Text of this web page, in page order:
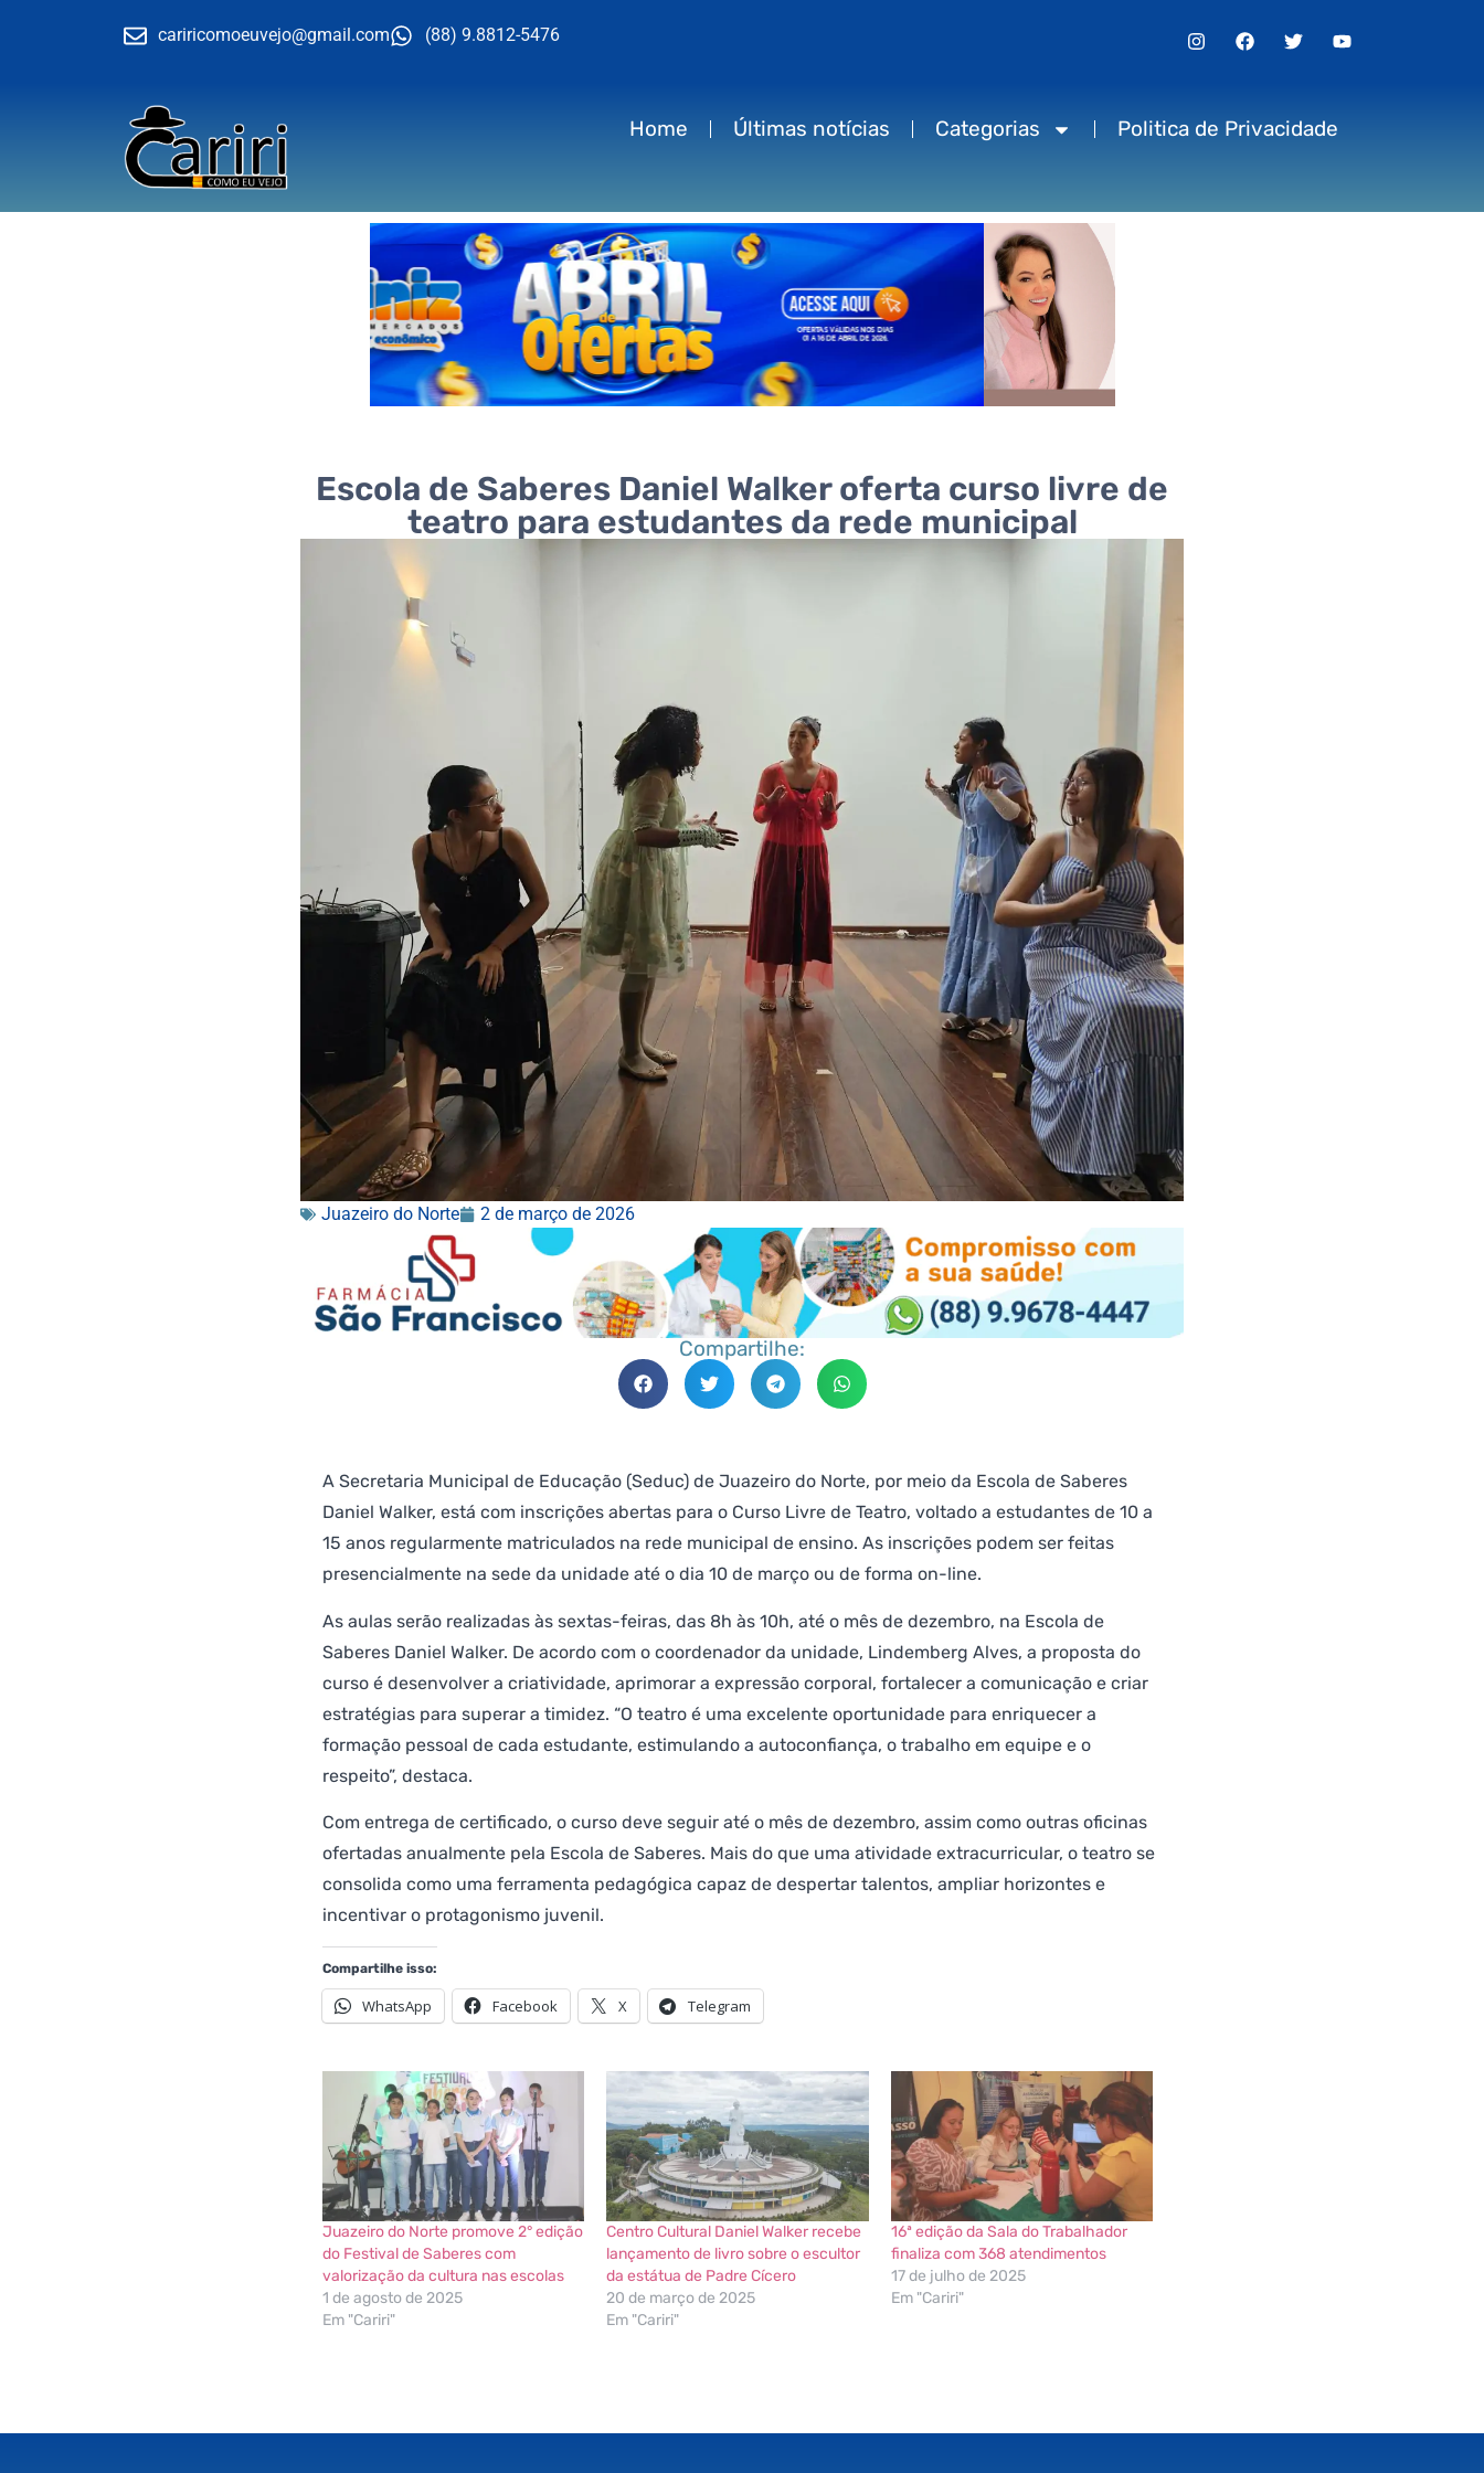
cariricomoeuvejo@gmail.com (88) 9.8812-5476
Home Últimas notícias Categorias Politica de Privacidade
Escola de Saberes Daniel Walker oferta curso livre de
teatro para estudantes da rede municipal
Juazeiro do Norte 2 de março de 2026
Compartilhe:
A Secretaria Municipal de Educação (Seduc) de Juazeiro do Norte, por meio da Escola de Saberes
Daniel Walker, está com inscrições abertas para o Curso Livre de Teatro, voltado a estudantes de 10 a
15 anos regularmente matriculados na rede municipal de ensino. As inscrições podem ser feitas
presencialmente na sede da unidade até o dia 10 de março ou de forma on-line.
As aulas serão realizadas às sextas-feiras, das 8h às 10h, até o mês de dezembro, na Escola de
Saberes Daniel Walker. De acordo com o coordenador da unidade, Lindemberg Alves, a proposta do
curso é desenvolver a criatividade, aprimorar a expressão corporal, fortalecer a comunicação e criar
estratégias para superar a timidez. “O teatro é uma excelente oportunidade para enriquecer a
formação pessoal de cada estudante, estimulando a autoconfiança, o trabalho em equipe e o
respeito”, destaca.
Com entrega de certificado, o curso deve seguir até o mês de dezembro, assim como outras oficinas
ofertadas anualmente pela Escola de Saberes. Mais do que uma atividade extracurricular, o teatro se
consolida como uma ferramenta pedagógica capaz de despertar talentos, ampliar horizontes e
incentivar o protagonismo juvenil.
Compartilhe isso:
WhatsApp Facebook X Telegram
Juazeiro do Norte promove 2° edição
do Festival de Saberes com
valorização da cultura nas escolas
1 de agosto de 2025
Em "Cariri"
Centro Cultural Daniel Walker recebe
lançamento de livro sobre o escultor
da estátua de Padre Cícero
20 de março de 2025
Em "Cariri"
16ª edição da Sala do Trabalhador
finaliza com 368 atendimentos
17 de julho de 2025
Em "Cariri"